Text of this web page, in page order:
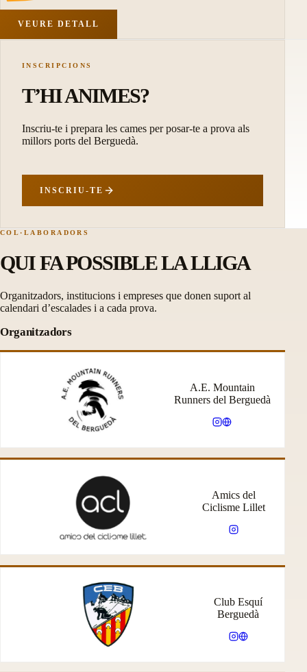
VEURE DETALL
INSCRIPCIONS
T’HI ANIMES?
Inscriu-te i prepara les cames per posar-te a prova als
millors ports del Berguedà.
INSCRIU-TE
COL·LABORADORS
QUI FA POSSIBLE LA LLIGA
Organitzadors, institucions i empreses que donen suport al
calendari d’escalades i a cada prova.
Organitzadors
A.E. Mountain
Runners del Berguedà
Amics del
Ciclisme Lillet
Club Esquí
Berguedà